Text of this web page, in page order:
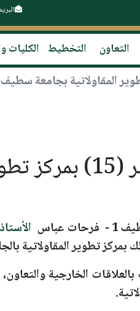
التعاون التخطيط الكليات
عباس
تطوير المقاولاتية
الخارجية والتعاون،